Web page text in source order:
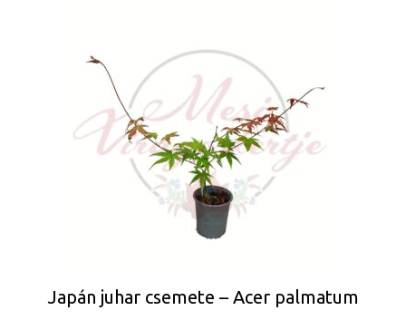
Japán juhar csemete – Acer palmatum